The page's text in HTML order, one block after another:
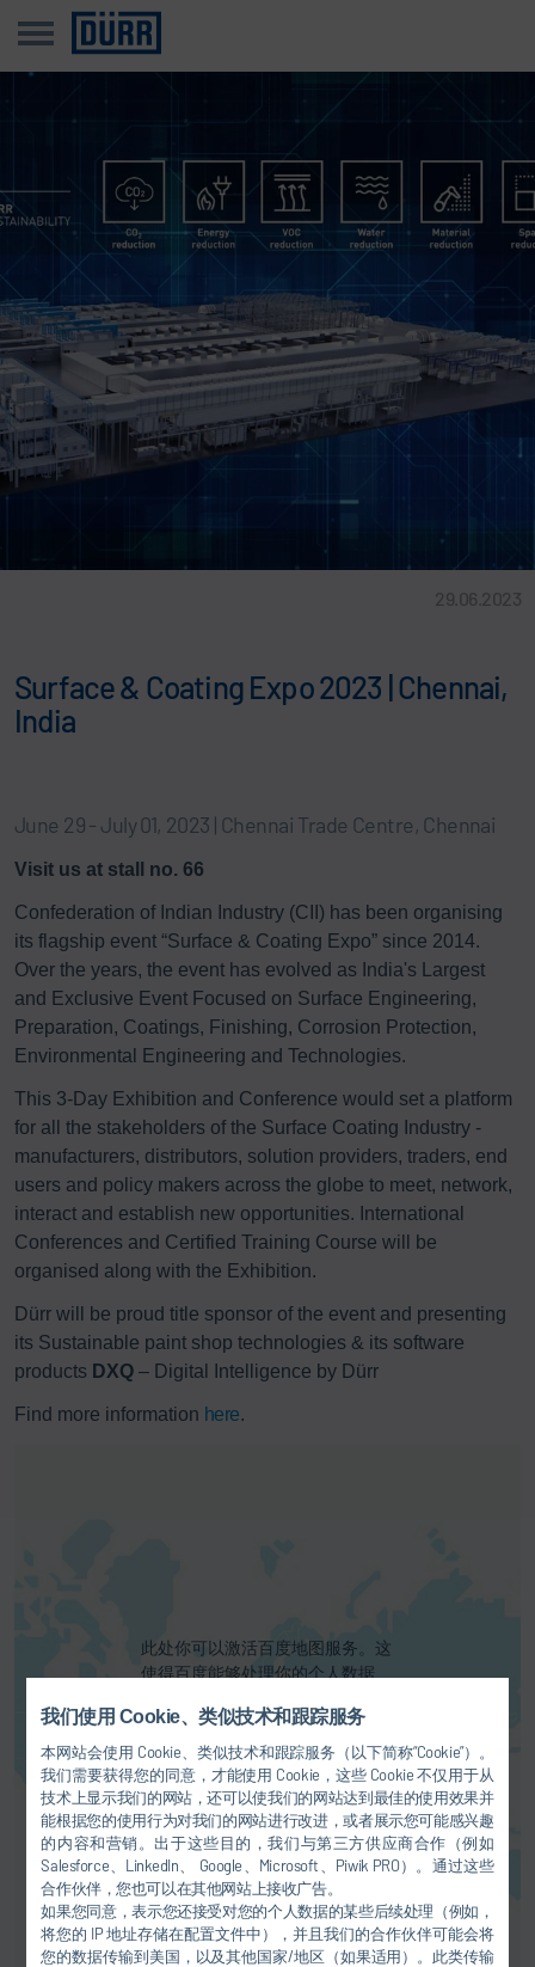
我们使用 Cookie、类似技术和跟踪服务
本网站会使用 Cookie、类似技术和跟踪服务（以下简称“Cookie”）。
我们需要获得您的同意，才能使用 Cookie，这些 Cookie 不仅用于从
技术上显示我们的网站，还可以使我们的网站达到最佳的使用效果并
能根据您的使用行为对我们的网站进行改进，或者展示您可能感兴趣
的内容和营销。出于这些目的，我们与第三方供应商合作（例如
Salesforce、LinkedIn、 Google、Microsoft、Piwik PRO）。通过这些
合作伙伴，您也可以在其他网站上接收广告。
如果您同意，表示您还接受对您的个人数据的某些后续处理（例如，
将您的 IP 地址存储在配置文件中），并且我们的合作伙伴可能会将
您的数据传输到美国，以及其他国家/地区（如果适用）。此类传输
29.06.2023
Surface & Coating Expo 2023 | Chennai,
India
June 29 - July 01, 2023 | Chennai Trade Centre, Chennai
Visit us at stall no. 66
Confederation of Indian Industry (CII) has been organising
its flagship event “Surface & Coating Expo” since 2014.
Over the years, the event has evolved as India's Largest
and Exclusive Event Focused on Surface Engineering,
Preparation, Coatings, Finishing, Corrosion Protection,
Environmental Engineering and Technologies.
This 3-Day Exhibition and Conference would set a platform
for all the stakeholders of the Surface Coating Industry -
manufacturers, distributors, solution providers, traders, end
users and policy makers across the globe to meet, network,
interact and establish new opportunities. International
Conferences and Certified Training Course will be
organised along with the Exhibition.
Dürr will be proud title sponsor of the event and presenting
its Sustainable paint shop technologies & its software
products DXQ – Digital Intelligence by Dürr
Find more information here.
此处你可以激活百度地图服务。这
使得百度能够处理你的个人数据
欧盟或欧洲经济区的人提供！更多
信息请参见我们的隐私政策。
同意